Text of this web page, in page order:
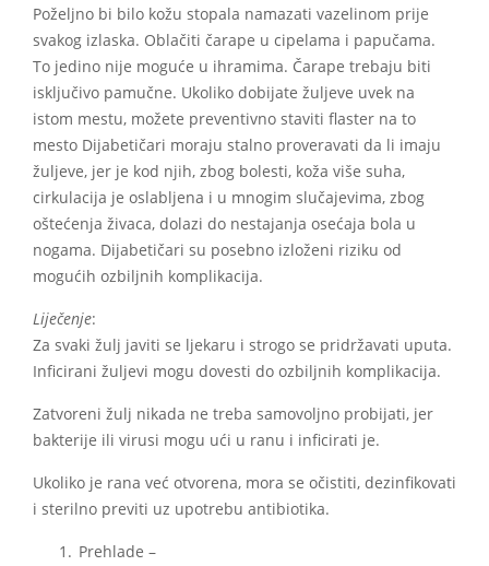
Poželjno bi bilo kožu stopala namazati vazelinom prije
svakog izlaska. Oblačiti čarape u cipelama i papučama.
To jedino nije moguće u ihramima. Čarape trebaju biti
isključivo pamučne. Ukoliko dobijate žuljeve uvek na
istom mestu, možete preventivno staviti flaster na to
mesto Dijabetičari moraju stalno proveravati da li imaju
žuljeve, jer je kod njih, zbog bolesti, koža više suha,
cirkulacija je oslabljena i u mnogim slučajevima, zbog
oštećenja živaca, dolazi do nestajanja osećaja bola u
nogama. Dijabetičari su posebno izloženi riziku od
mogućih ozbiljnih komplikacija.
Liječenje:
Za svaki žulj javiti se ljekaru i strogo se pridržavati uputa.
Inficirani žuljevi mogu dovesti do ozbiljnih komplikacija.
Zatvoreni žulj nikada ne treba samovoljno probijati, jer
bakterije ili virusi mogu ući u ranu i inficirati je.
Ukoliko je rana već otvorena, mora se očistiti, dezinfikovati
i sterilno previti uz upotrebu antibiotika.
Prehlade –